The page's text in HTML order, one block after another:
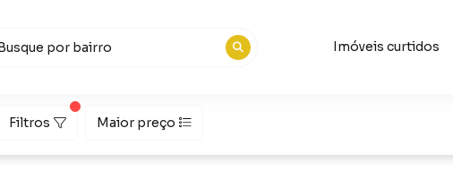
Imóveis curtidos
Filtros Maior preço